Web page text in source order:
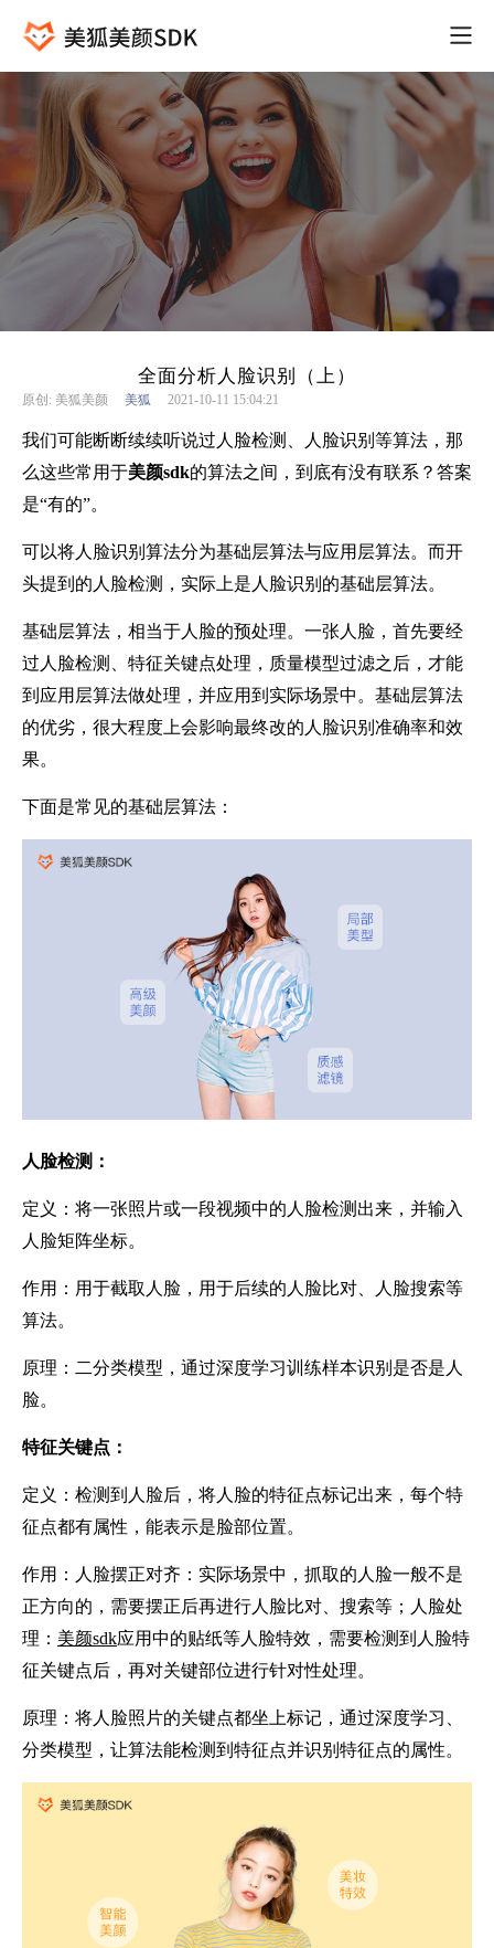
全面分析人脸识别（上）
原创: 美狐美颜 美狐 2021-10-11 15:04:21
我们可能断断续续听说过人脸检测、人脸识别等算法，那
么这些常用于美颜sdk的算法之间，到底有没有联系？答案
是“有的”。
可以将人脸识别算法分为基础层算法与应用层算法。而开
头提到的人脸检测，实际上是人脸识别的基础层算法。
基础层算法，相当于人脸的预处理。一张人脸，首先要经
过人脸检测、特征关键点处理，质量模型过滤之后，才能
到应用层算法做处理，并应用到实际场景中。基础层算法
的优劣，很大程度上会影响最终改的人脸识别准确率和效
果。
下面是常见的基础层算法：
人脸检测：
定义：将一张照片或一段视频中的人脸检测出来，并输入
人脸矩阵坐标。
作用：用于截取人脸，用于后续的人脸比对、人脸搜索等
算法。
原理：二分类模型，通过深度学习训练样本识别是否是人
脸。
特征关键点：
定义：检测到人脸后，将人脸的特征点标记出来，每个特
征点都有属性，能表示是脸部位置。
作用：人脸摆正对齐：实际场景中，抓取的人脸一般不是
正方向的，需要摆正后再进行人脸比对、搜索等；人脸处
理： 美颜sdk应用中的贴纸等人脸特效，需要检测到人脸特
征关键点后，再对关键部位进行针对性处理。
原理：将人脸照片的关键点都坐上标记，通过深度学习、
分类模型，让算法能检测到特征点并识别特征点的属性。